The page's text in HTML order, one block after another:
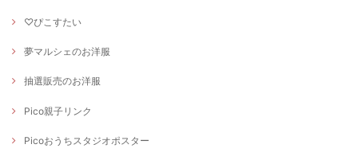
♡ぴこすたい
夢マルシェのお洋服
抽選販売のお洋服
Pico親子リンク
Picoおうちスタジオポスター